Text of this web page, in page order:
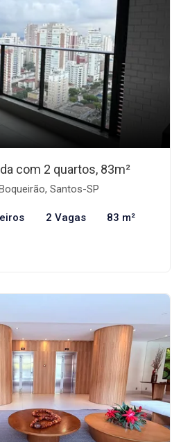
com 2 quartos, 83m²
Santos-SP
2 Vagas 83 m²